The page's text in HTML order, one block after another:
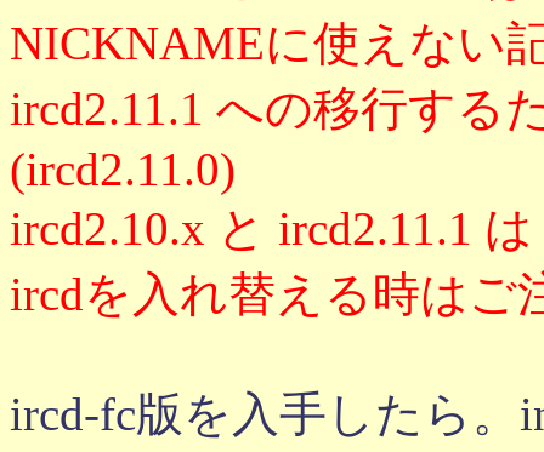
NICKNAMEに使えない
ircd2.11.1 への移行する
(ircd2.11.0)
ircd2.10.x と ircd2.11.1
ircdを入れ替える時はご
ircd-fc版を入手したら。